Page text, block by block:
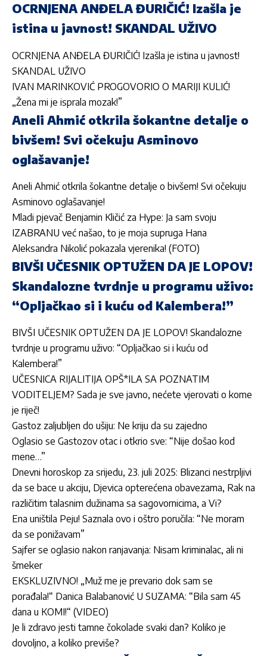
OCRNJENA ANĐELA ĐURIČIĆ! Izašla je
istina u javnost! SKANDAL UŽIVO
OCRNJENA ANĐELA ĐURIČIĆ! Izašla je istina u javnost!
SKANDAL UŽIVO
IVAN MARINKOVIĆ PROGOVORIO O MARIJI KULIĆ!
„Žena mi je isprala mozak!”
Aneli Ahmić otkrila šokantne detalje o
bivšem! Svi očekuju Asminovo
oglašavanje!
Aneli Ahmić otkrila šokantne detalje o bivšem! Svi očekuju
Asminovo oglašavanje!
Mladi pjevač Benjamin Kličić za Hype: Ja sam svoju
IZABRANU već našao, to je moja supruga Hana
Aleksandra Nikolić pokazala vjerenika! (FOTO)
BIVŠI UČESNIK OPTUŽEN DA JE LOPOV!
Skandalozne tvrdnje u programu uživo:
“Opljačkao si i kuću od Kalembera!”
BIVŠI UČESNIK OPTUŽEN DA JE LOPOV! Skandalozne
tvrdnje u programu uživo: “Opljačkao si i kuću od
Kalembera!”
UČESNICA RIJALITIJA OPŠ*ILA SA POZNATIM
VODITELJEM? Sada je sve javno, nećete vjerovati o kome
je riječ!
Gastoz zaljubljen do ušiju: Ne kriju da su zajedno
Oglasio se Gastozov otac i otkrio sve: “Nije došao kod
mene…”
Dnevni horoskop za srijedu, 23. juli 2025: Blizanci nestrpljivi
da se bace u akciju, Djevica opterećena obavezama, Rak na
različitim talasnim dužinama sa sagovornicima, a Vi?
Ena uništila Peju! Saznala ovo i oštro poručila: “Ne moram
da se ponižavam”
Sajfer se oglasio nakon ranjavanja: Nisam kriminalac, ali ni
šmeker
EKSKLUZIVNO! „Muž me je prevario dok sam se
porađala!“ Danica Balabanović U SUZAMA: “Bila sam 45
dana u KOMI!“ (VIDEO)
Je li zdravo jesti tamne čokolade svaki dan? Koliko je
dovoljno, a koliko previše?